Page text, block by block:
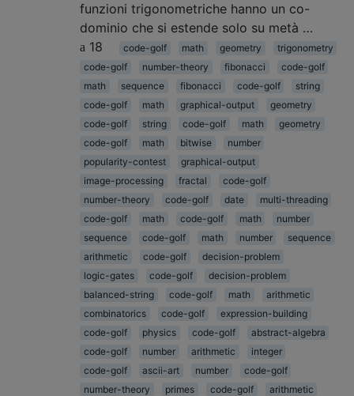
funzioni trigonometriche hanno un co-
dominio che si estende solo su metà …
18
code-golf math geometry
trigonometry
code-golf
number-theory fibonacci
code-golf
math
sequence fibonacci code-golf
string
code-golf
math graphical-output
geometry
code-golf
string code-golf math
geometry
code-golf
math bitwise
number
popularity-contest
graphical-output
image-processing
fractal
code-golf
number-theory
code-golf date
multi-threading
code-golf
math code-golf math
number
sequence
code-golf math number
sequence
arithmetic
code-golf
decision-problem
logic-gates
code-golf
decision-problem
balanced-string
code-golf math
arithmetic
combinatorics
code-golf
expression-building
code-golf
physics code-golf
abstract-algebra
code-golf
number arithmetic
integer
code-golf
ascii-art number
code-golf
number-theory
primes code-golf
arithmetic